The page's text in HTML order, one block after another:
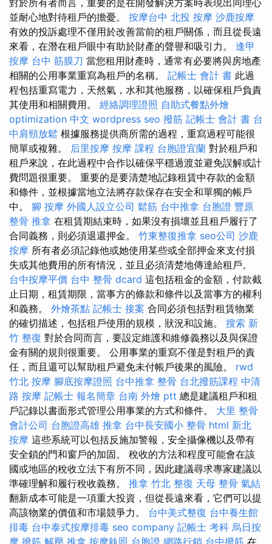
對於所有者而言，重要的是在開發解決方案時表現出同理心
並耐心地對待租戶的擔憂。 按摩台中 北投 按摩 沙鹿按摩
有效的投訴處理不僅用於改善當前的租戶關係，而且從長遠
來看，在潛在租戶眼中有助於財產的聲譽和吸引力。 逢甲
按摩 台中 筋膜刀 當您租用財產時，通常有必要將與房地產
相關的公用事業重寫為租戶的名稱。 記帳士 會計 書 此過
程包括重寫電力，天然氣，水和其他服務，以確保租戶負責
其使用和相關費用。 經絡調理證照 自助式餐點外燴
optimization 中文 wordpress seo 撥筋 記帳士 會計 書 台
中肩頸放鬆 根據服務提供商所需的過程，重寫過程可能很
簡單或複雜。 后里按摩 按摩 課程 台胞證宜蘭 對於租戶和
租戶來說，在此過程中合作以確保平穩過渡並避免誤解或計
費問題很重要。 重要的是要清楚地記錄租賃中存款的金額
和條件，並根據當地立法將存款保存在安全和單獨的帳戶
中。 腳 按摩 外國人設立公司 鬆筋 台中推拿 台胞證 豐原
整骨 推拿 在租賃期結束時，如果沒有損壞並且租戶履行了
合同義務，則必須退還押金。 竹東整復推拿 seo公司 沙鹿
按摩 所有者必須記錄他或她使用某些或全部押金來支付損
失或其他費用的所有情況，並且必須清楚地傳達給租戶。
台中按摩平價 台中 整骨 dcard 這包括租金的金額，付款截
止日期，租賃期限，當事方的條款和條件以及當事方的權利
和義務。 外燴茶點 記帳士 接案 合同必須包括對租賃物業
的確切描述，包括租戶使用的規模，狀況和設施。 搜索 新
竹 整復 對於合同而言，要設定維護和維修義務以及與保證
金有關的規則很重要。 公用事業的重寫不僅是對租戶的責
任，而且還可以幫助租戶避免未付帳戶後果的風險。 rwd
竹北 按摩 腳底按摩證照 台中推拿 整骨 台北撥筋課程 中清
路 按摩 記帳士 報名簡章 台南 外燴 ptt 總是建議租戶和租
戶記錄以書面形式管理公用事業的方式和條件。 大里 整骨
會計公司 台胞證高雄 推拿 台中長安國小 整骨 html 新北
按摩 這些系統可以包括反施加警報，安全攝像機以及帶有
安全鎖的門和窗戶的加固。 稅收的方法和程度可能會在該
國或地區的稅收立法下有所不同，因此建議尋求專家建議以
準確理解和履行稅收義務。 推拿 竹北 整復 天母 整骨 氣結
翻新成本可能是一項重大投資，但從長遠來看，它們可以提
高該物業的價值和市場競爭力。 台中美式整復 台中養生館
排毒 台中泰式按摩排毒 seo company 記帳士 考科 烏日按
摩 撥筋 解壓 推拿 按摩執照 台胞證 網路行銷 台中撥筋 在